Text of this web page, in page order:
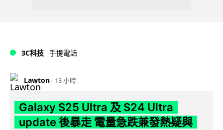
3C科技 手提電話
Lawton 13 小時
Galaxy S25 Ultra 及 S24 Ultra
update 後暴走 電量急跌兼發熱疑與